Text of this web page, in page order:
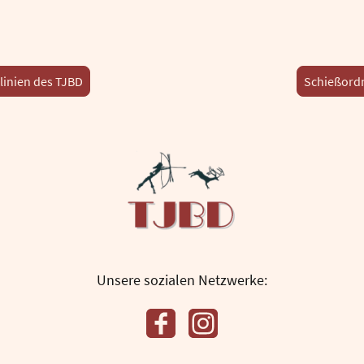
des TJBD
Unsere sozialen Netzwerke: